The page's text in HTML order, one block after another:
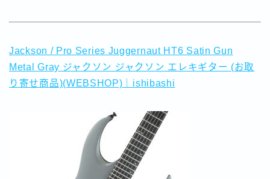
Jackson / Pro Series Juggernaut HT6 Satin Gun
Metal Gray ジャクソン ジャクソン エレキギター (お取
り寄せ商品)(WEBSHOP)｜ishibashi